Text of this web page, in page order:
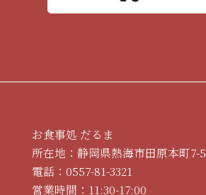
お食事処 だるま
所在地：静岡県熱海市田原本町7-5
電話： 0557-81-3321
営業時間：11:30-17:00